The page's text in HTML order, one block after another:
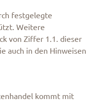
festgelegte
Weitere
von Ziffer 1.1. dieser
auch in den Hinweisen
kommt mit